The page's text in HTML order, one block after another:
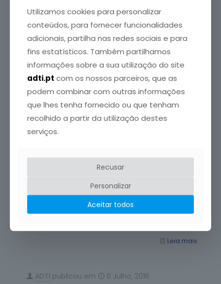
Leia mais
ADTI publicou em 13 Julho, 2016
QUANTIDADE DIÁRIA RECOMENDADA DE IODO:
É importante consumir iodo para que a tiroide
funcione sem problemas. Uma pessoa adulta, que
seja saudável,[…]
publicou em 8 Julho, 2016
O Iodo é necessário para um funcionamento
saudável da tiroide, a qual regula o metabolismo.
Tanto a[…]
Leia mais
ADTI publicou em 6 Julho, 2016
Utilizamos cookies para personalizar
conteúdos, para fornecer funcionalidades
adicionais, partilha nas redes sociais e para
fins estatísticos. Também partilhamos
informações sobre a sua utilização do site
adti.pt com os nossos parceiros, que as
podem combinar com outras informações
que lhes tenha fornecido ou que tenham
recolhido a partir da utilização destes
serviços.
Recusar
Personalizar
Aceitar todos